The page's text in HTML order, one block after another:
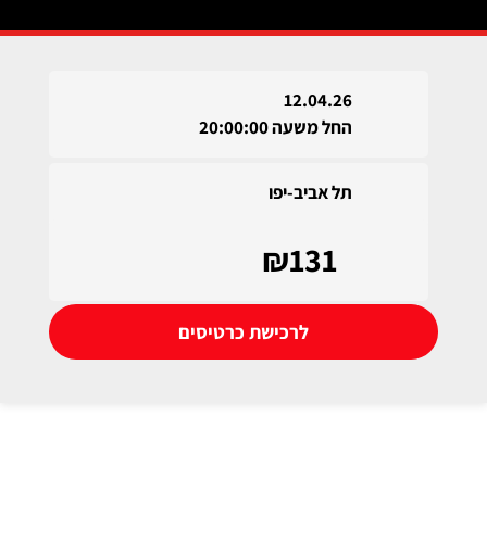
12.04.26
החל משעה 20:00:00
תל אביב-יפו
₪131
לרכישת כרטיסים